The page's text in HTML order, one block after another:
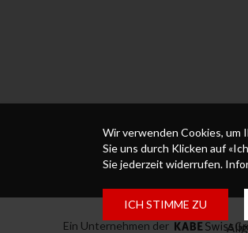
Ein Unternehmen der
Wir verwenden Cookies, um
Sie uns durch Klicken auf
Sie jederzeit widerrufen.
ICH STIMME ZU